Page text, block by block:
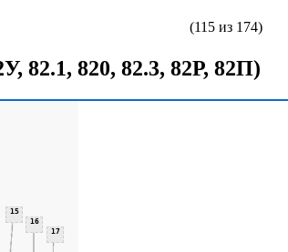
(115 из 174)
82.1, 820, 82.3, 82Р, 82П)
15
16
17